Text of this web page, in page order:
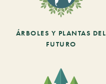
ÁRBOLES Y PLANTAS DEL
FUTURO